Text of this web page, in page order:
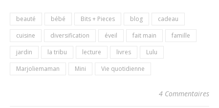
beauté bébé Bits + Pieces blog
cadeau
cuisine
diversification éveil fait main
famille
jardin
la tribu lecture livres
Lulu
Marjoliemaman
Mini Vie quotidienne
4 Commentaires